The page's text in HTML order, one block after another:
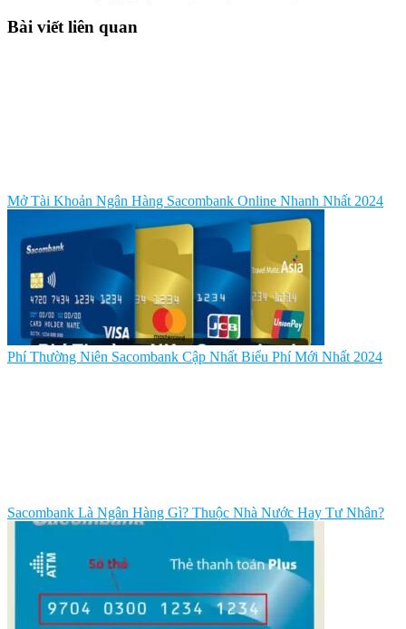
Bài viết liên quan
Mở Tài Khoản Ngân Hàng Sacombank Online Nhanh Nhất 2024
Phí Thường Niên Sacombank Cập Nhất Biểu Phí Mới Nhất 2024
Sacombank Là Ngân Hàng Gì? Thuộc Nhà Nước Hay Tư Nhân?